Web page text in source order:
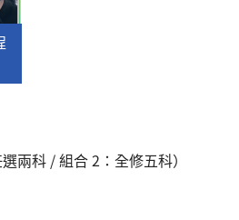
選兩科 / 組合 2：全修五科）